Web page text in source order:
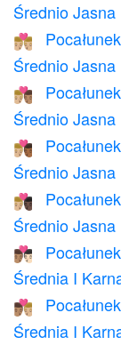
Średnio
👨🏼‍❤️‍💋‍👨🏼
Średnio Jasna
👨🏼‍❤️‍💋‍👨🏽
Średnio
👨🏼‍❤️‍💋‍👨🏾
Średnio
👨🏼‍❤️‍💋‍👨🏿
Średnio
👨🏽‍❤️‍💋‍👨🏻
Średnia I
👨🏽‍❤️‍💋‍👨🏼
Średnia I